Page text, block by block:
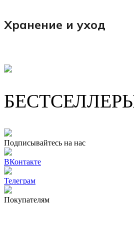
Хранение и уход
Подписывайтесь на нас
ВКонтакте
Телеграм
Покупателям